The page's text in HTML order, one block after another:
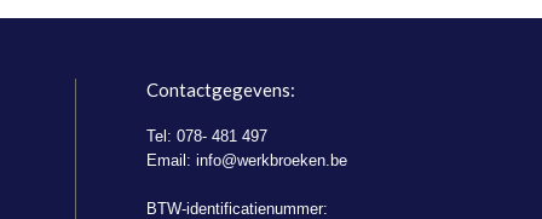
Contactgegevens:
Tel: 078- 481 497
Email:info@werkbroeken.be
BTW-identificatienummer: